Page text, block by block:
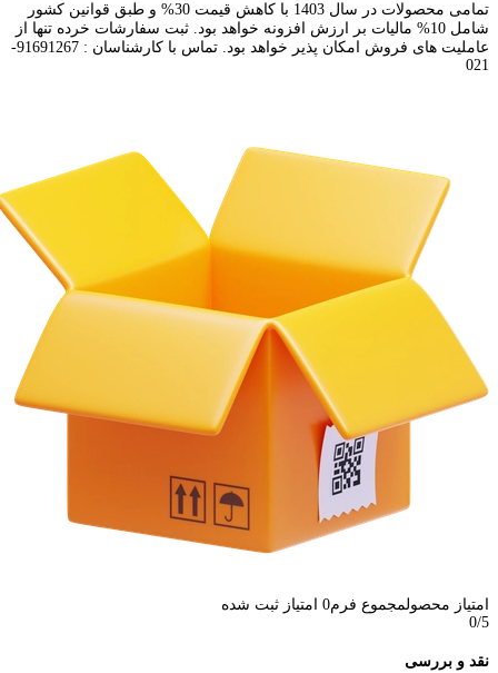
تمامی محصولات در سال 1403 با کاهش قیمت 30% و طبق قوانین کشور
شامل 10% مالیات بر ارزش افزونه خواهد بود. ثبت سفارشات خرده تنها از
عاملیت های فروش امکان پذیر خواهد بود. تماس با کارشناسان : 91691267-
021
امتیاز محصولمجموع فرم0 امتیاز ثبت شده
0/5
نقد و بررسی